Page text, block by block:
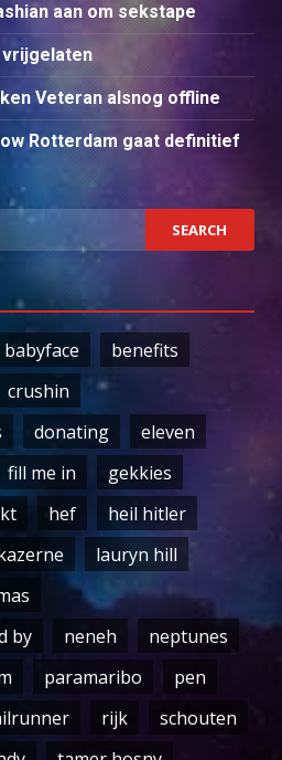
aan om sekstape
vrijgelaten
Veteran alsnog offline
Rotterdam gaat definitief
babyface
benefits
crushin
donating
eleven
fill me in
gekkies
hef
heil hitler
lauryn hill
by
neneh
neptunes
paramaribo
pen
rijk
schouten